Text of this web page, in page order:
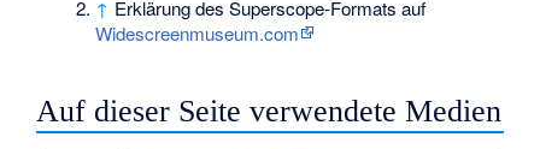
↑ Erklärung des Superscope-Formats auf
Widescreenmuseum.com
Auf dieser Seite verwendete Medien